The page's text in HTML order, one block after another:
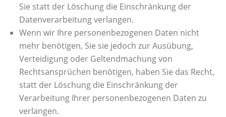
Sie statt der Löschung die Einschränkung der
Datenverarbeitung verlangen.
Wenn wir Ihre personenbezogenen Daten nicht
mehr benötigen, Sie sie jedoch zur Ausübung,
Verteidigung oder Geltendmachung von
Rechtsansprüchen benötigen, haben Sie das Recht,
statt der Löschung die Einschränkung der
Verarbeitung Ihrer personenbezogenen Daten zu
verlangen.